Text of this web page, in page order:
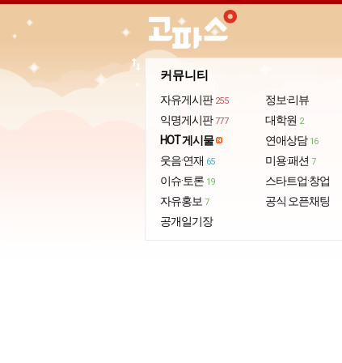
커뮤니티
자유게시판 255
익명게시판 777
HOT 게시물
웃음·연재 65
이슈·토론 19
자유홍보 7
공개일기장
정보·리뷰
대학원 2
연애상담 16
미용·패션 7
스타트업·창업
공식 오픈채팅
import_export